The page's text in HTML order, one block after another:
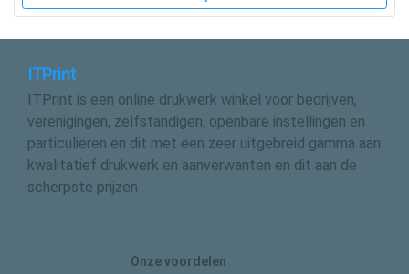
ITPrint
ITPrint is een online drukwerk winkel voor bedrijven,
verenigingen, zelfstandigen, openbare instellingen en
particulieren en dit met een zeer uitgebreid gamma aan
kwalitatief drukwerk en aanverwanten en dit aan de
scherpste prijzen
Onze voordelen